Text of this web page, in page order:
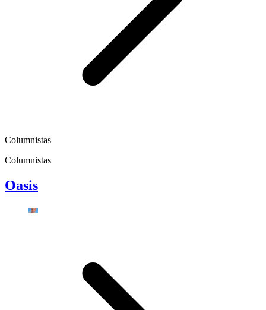
Columnistas
Columnistas
Oasis